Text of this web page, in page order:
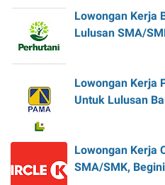
Lowongan Kerja
Lulusan SMA/
Lowongan Kerja
Untuk Lulusan
Lowongan Kerja
SMA/SMK,